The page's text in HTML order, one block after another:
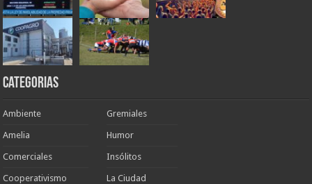
Categorias
Ambiente
Amelia
Comerciales
Cooperativismo
Gremiales
Humor
Insólitos
La Ciudad